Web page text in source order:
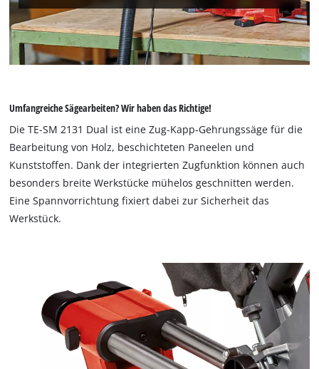
Umfangreiche Sägearbeiten? Wir haben das Richtige!
Die TE-SM 2131 Dual ist eine Zug-Kapp-Gehrungssäge für die
Bearbeitung von Holz, beschichteten Paneelen und
Kunststoffen. Dank der integrierten Zugfunktion können auch
besonders breite Werkstücke mühelos geschnitten werden.
Eine Spannvorrichtung fixiert dabei zur Sicherheit das
Werkstück.